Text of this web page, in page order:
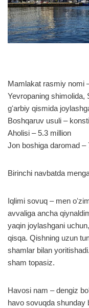
Mamlakat rasmiy nomi
Yevropaning shimolida,
gʻarbiy qismida
Boshqaruv usuli –
Aholisi – 5.3 million
Jon boshiga daromad –
Birinchi navbatda
Iqlimi sovuq – men
avvaliga ancha
yaqin joylashgani
qisqa. Qishning uzun
shamlar bilan
sham topasiz.
Havosi nam – dengiz
havo sovuqda